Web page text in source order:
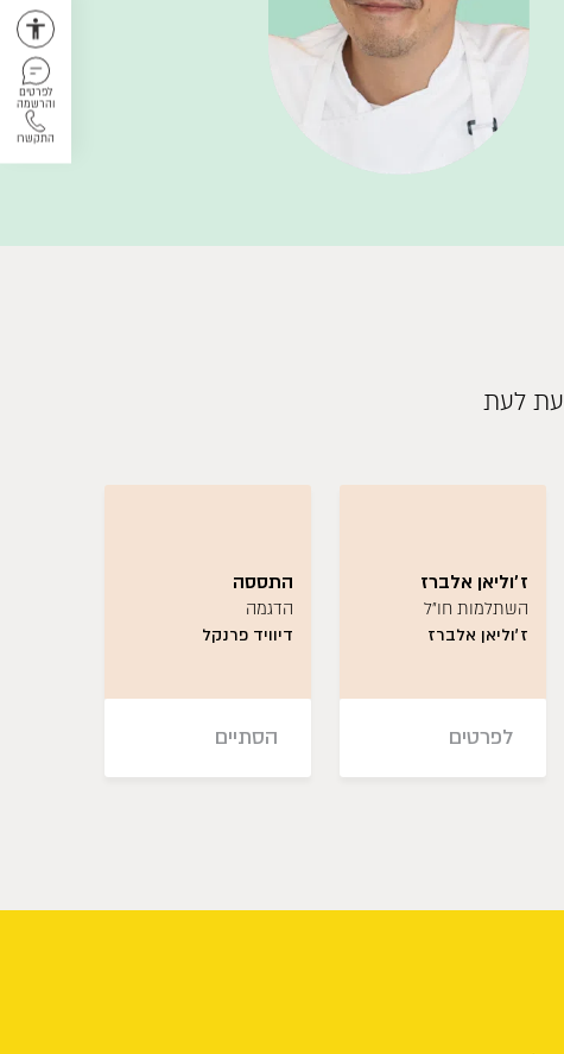
לפרטים
והרשמה
התקשרו
לעת
ז׳וליאן אלברז
השתלמות חו״ל
ז׳וליאן אלברז
לפרטים
התססה
הדגמה
דיוויד פרנקל
הסתיים